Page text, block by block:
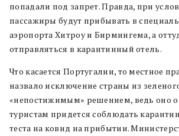
попадали под запрет. Правда, при
пассажиры будут прибывать в
аэропорта Хитроу и Бирмингема, а
отправляться в карантинный отель.
Что касается Португалии, то местное
назвало исключение страны из
«непостижимым» решением, ведь оно
туристам придется соблюдать
теста на ковид на прибытии.